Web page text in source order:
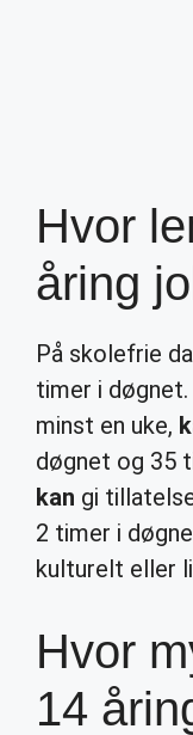
Hvor
åring
På skolefrie
timer i
minst en uke,
døgnet og 35
kan gi
2 timer i
kulturelt eller
Hvor
14